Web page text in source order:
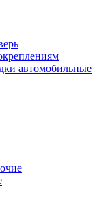
автомобильные